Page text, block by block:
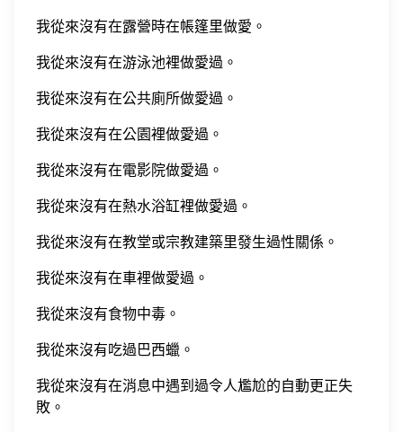
我從來沒有在露營時在帳篷里做愛。
我從來沒有在游泳池裡做愛過。
我從來沒有在公共廁所做愛過。
我從來沒有在公園裡做愛過。
我從來沒有在電影院做愛過。
我從來沒有在熱水浴缸裡做愛過。
我從來沒有在教堂或宗教建築里發生過性關係。
我從來沒有在車裡做愛過。
我從來沒有食物中毒。
我從來沒有吃過巴西蠟。
我從來沒有在消息中遇到過令人尷尬的自動更正失
敗。